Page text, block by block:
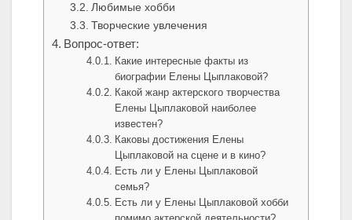
Любимые хобби
Творческие увлечения
Вопрос-ответ:
Какие интересные факты из
биографии Елены Цыплаковой?
Какой жанр актерского творчества
Елены Цыплаковой наиболее
известен?
Каковы достижения Елены
Цыплаковой на сцене и в кино?
Есть ли у Елены Цыплаковой
семья?
Есть ли у Елены Цыплаковой хобби